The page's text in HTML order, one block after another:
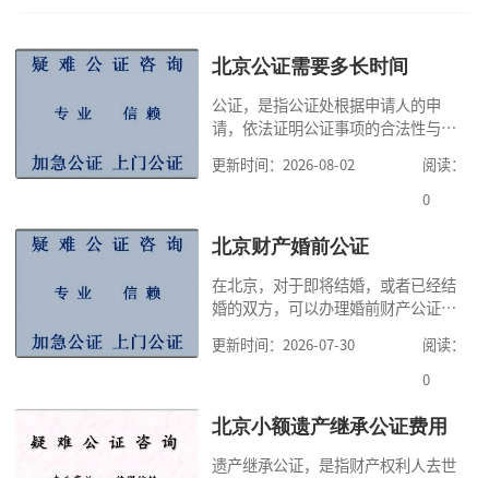
北京公证需要多长时间
公证，是指公证处根据申请人的申
请，依法证明公证事项的合法性与真
高公证事项的效力，固定证据，但是
很多人不知道在北京办理公证需要多
家，办理公证的时候除了需要按照公
道北京公证需要什么材料,北京公证需
要多少钱？北京公
更新时间：2026-08-02
阅读：
0
北京财产婚前公证
在北京，对于即将结婚，或者已经结
婚的双方，可以办理婚前财产公证，
式，可以避免个人财产引发的纠纷，
但是，在北京办理婚前财产公证，除
料外，公证咨询告诉大家，我们有必
京婚前财产公证机构？了解这些不仅
更新时间：2026-07-30
阅读：
0
北京小额遗产继承公证费用
遗产继承公证，是指财产权利人去世